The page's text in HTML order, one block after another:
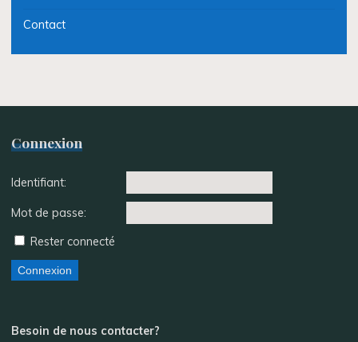
Contact
Connexion
Identifiant:
Mot de passe:
Rester connecté
Connexion
Besoin de nous contacter?